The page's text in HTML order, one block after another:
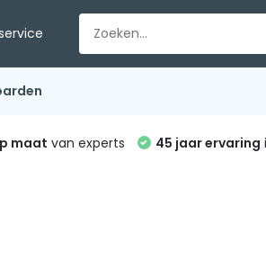
maat van experts 45 jaar ervaring